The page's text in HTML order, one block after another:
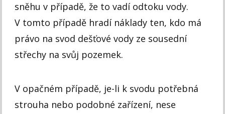
sněhu v případě, že to vadí odtoku vody.
V tomto případě hradí náklady ten, kdo má
právo na svod dešťové vody ze sousední
střechy na svůj pozemek.
V opačném případě, je-li k svodu potřebná
strouha nebo podobné zařízení, nese